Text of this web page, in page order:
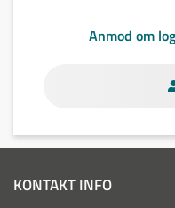
Anmod om
KONTAKT INFO